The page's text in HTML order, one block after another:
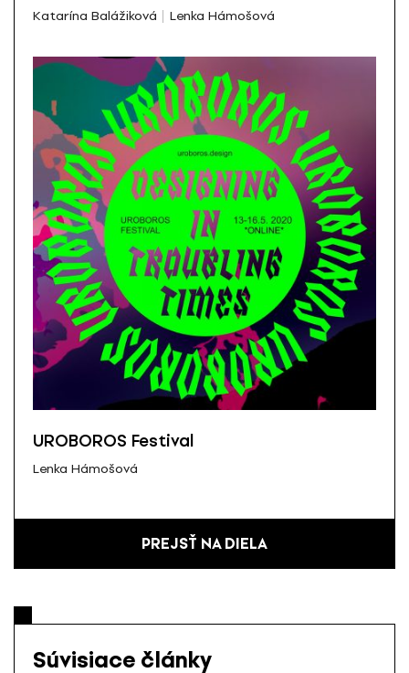
Katarína Balážiková Lenka Hámošová
UROBOROS Festival
Lenka Hámošová
PREJSŤ NA DIELA
Súvisiace články